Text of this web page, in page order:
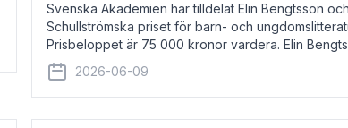
Svenska Akademien har tilldelat Elin Bengtsson
Schullströmska priset för barn- och
Prisbeloppet är 75 000 kronor vardera. Elin
författare och forskare i genusvetenskap.
2026-06-09